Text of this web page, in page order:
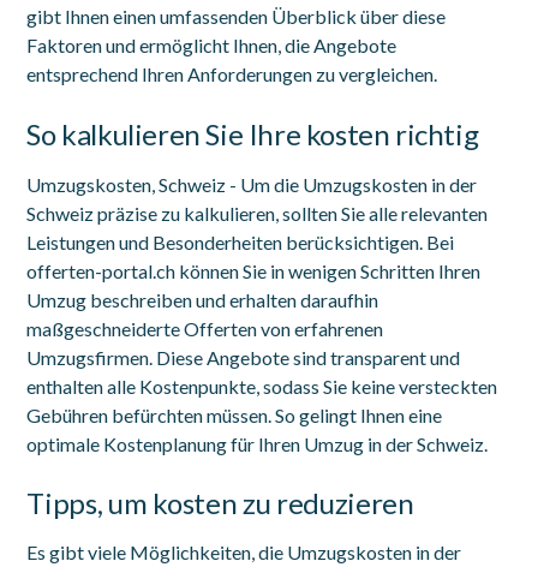
gibt Ihnen einen umfassenden Überblick über diese
Faktoren und ermöglicht Ihnen, die Angebote
entsprechend Ihren Anforderungen zu vergleichen.
So kalkulieren Sie Ihre kosten richtig
Umzugskosten, Schweiz - Um die Umzugskosten in der
Schweiz präzise zu kalkulieren, sollten Sie alle relevanten
Leistungen und Besonderheiten berücksichtigen. Bei
offerten-portal.ch können Sie in wenigen Schritten Ihren
Umzug beschreiben und erhalten daraufhin
maßgeschneiderte Offerten von erfahrenen
Umzugsfirmen. Diese Angebote sind transparent und
enthalten alle Kostenpunkte, sodass Sie keine versteckten
Gebühren befürchten müssen. So gelingt Ihnen eine
optimale Kostenplanung für Ihren Umzug in der Schweiz.
Tipps, um kosten zu reduzieren
Es gibt viele Möglichkeiten, die Umzugskosten in der